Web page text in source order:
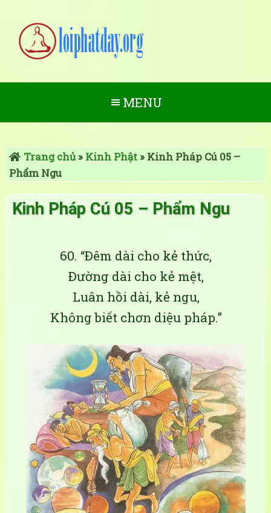
MENU
Trang chủ» Kinh Phật» Kinh Pháp Cú 05 –
Phẩm Ngu
Kinh Pháp Cú 05 – Phẩm Ngu
60. “Ðêm dài cho kẻ thức,
Ðường dài cho kẻ mệt,
Luân hồi dài, kẻ ngu,
Không biết chơn diệu pháp.”